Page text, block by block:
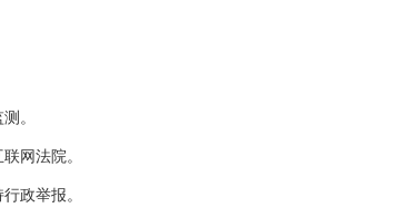
。
网法院。
政举报。